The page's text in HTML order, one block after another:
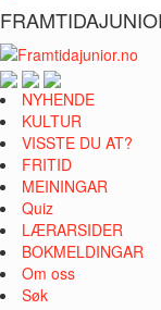
NYHENDE
KULTUR
VISSTE DU AT?
FRITID
MEININGAR
Quiz
LÆRARSIDER
BOKMELDINGAR
Om oss
Søk